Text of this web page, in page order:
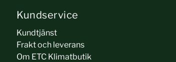
Kundservice
Kundtjänst
Frakt och leverans
Om ETC Klimatbutik